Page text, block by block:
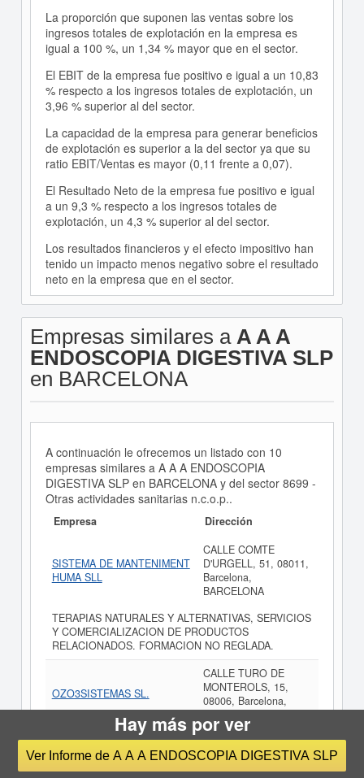
La proporción que suponen las ventas sobre los
ingresos totales de explotación en la empresa es
igual a 100 %, un 1,34 % mayor que en el sector.
El EBIT de la empresa fue positivo e igual a un 10,83
% respecto a los ingresos totales de explotación, un
3,96 % superior al del sector.
La capacidad de la empresa para generar beneficios
de explotación es superior a la del sector ya que su
ratio EBIT/Ventas es mayor (0,11 frente a 0,07).
El Resultado Neto de la empresa fue positivo e igual
a un 9,3 % respecto a los ingresos totales de
explotación, un 4,3 % superior al del sector.
Los resultados financieros y el efecto impositivo han
tenido un impacto menos negativo sobre el resultado
neto en la empresa que en el sector.
Empresas similares a A A A
ENDOSCOPIA DIGESTIVA SLP
en BARCELONA
A continuación le ofrecemos un listado con 10
empresas similares a A A A ENDOSCOPIA
DIGESTIVA SLP en BARCELONA y del sector 8699 -
Otras actividades sanitarias n.c.o.p..
Empresa Dirección
SISTEMA DE MANTENIMENT
HUMA SLL
CALLE COMTE
D'URGELL, 51, 08011,
Barcelona,
BARCELONA
TERAPIAS NATURALES Y ALTERNATIVAS, SERVICIOS
Y COMERCIALIZACION DE PRODUCTOS
RELACIONADOS. FORMACION NO REGLADA.
OZO3SISTEMAS SL.
CALLE TURO DE
MONTEROLS, 15,
08006, Barcelona,
BARCELONA
CENTRO DE TERAPIAS NATURALES O
ALTERNATIVAS, CON ACUPUNTURA,
OZONOFICACION, NUTRICION Y TODO LO
Hay más por ver
Ver Informe de A A A ENDOSCOPIA DIGESTIVA SLP